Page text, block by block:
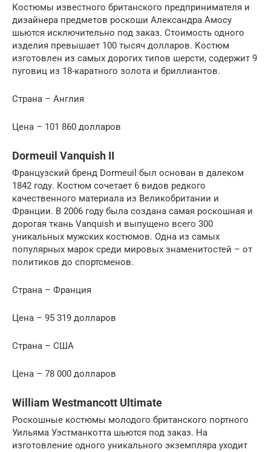
Костюмы известного британского предпринимателя и
дизайнера предметов роскоши Александра Амосу
шьются исключительно под заказ. Стоимость одного
изделия превышает 100 тысяч долларов. Костюм
изготовлен из самых дорогих типов шерсти, содержит 9
пуговиц из 18-каратного золота и бриллиантов.
Страна – Англия
Цена – 101 860 долларов
Dormeuil Vanquish II
Французский бренд Dormeuil был основан в далеком
1842 году. Костюм сочетает 6 видов редкого
качественного материала из Великобритании и
Франции. В 2006 году была создана самая роскошная и
дорогая ткань Vanquish и выпущено всего 300
уникальных мужских костюмов. Одна из самых
популярных марок среди мировых знаменитостей – от
политиков до спортсменов.
Страна – Франция
Цена – 95 319 долларов
Страна – США
Цена – 78 000 долларов
William Westmancott Ultimate
Роскошные костюмы молодого британского портного
Уильяма Уэстманкотта шьются под заказ. На
изготовление одного уникального экземпляра уходит